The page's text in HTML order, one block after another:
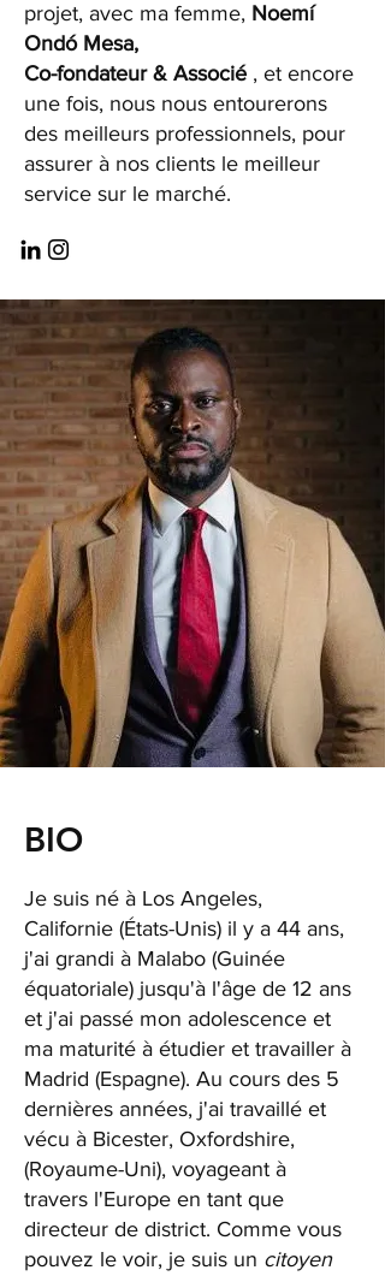
projet, avec ma femme, Noemí
Ondó Mesa,
Co-fondateur & Associé , et encore
une fois, nous nous entourerons
des meilleurs professionnels, pour
assurer à nos clients le meilleur
service sur le marché.
BIO
Je suis né à Los Angeles,
Californie (États-Unis) il y a 44 ans,
j'ai grandi à Malabo (Guinée
équatoriale) jusqu'à l'âge de 12 ans
et j'ai passé mon adolescence et
ma maturité à étudier et travailler à
Madrid (Espagne). Au cours des 5
dernières années, j'ai travaillé et
vécu à Bicester, Oxfordshire,
(Royaume-Uni), voyageant à
travers l'Europe en tant que
directeur de district. Comme vous
pouvez le voir, je suis un citoyen